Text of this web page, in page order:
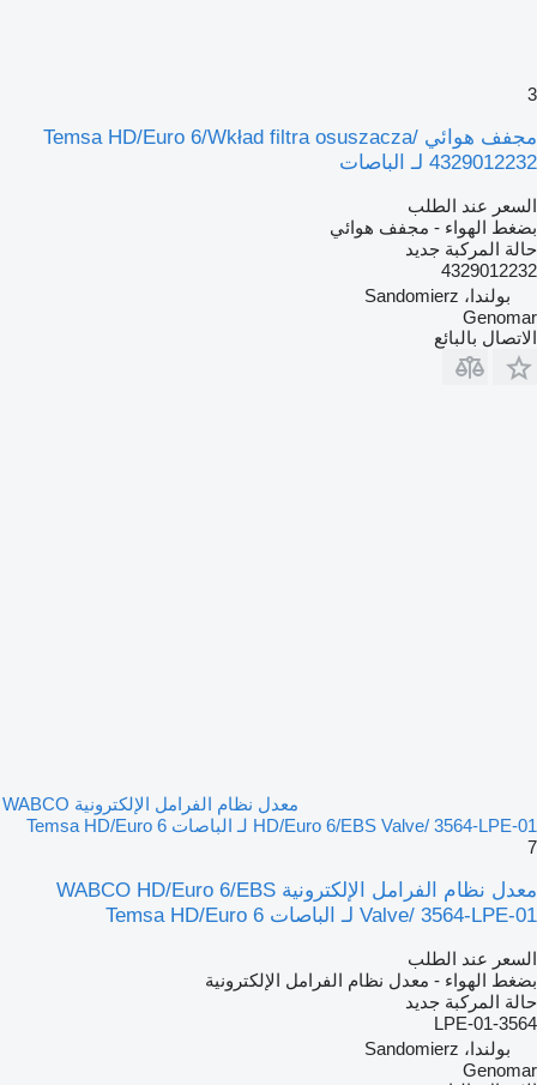
3
مجفف هوائي Temsa HD/Euro 6/Wkład filtra osuszacza/
4329012232 لـ الباصات
السعر عند الطلب
بضغط الهواء - مجفف هوائي
حالة المركبة جديد
4329012232
بولندا، Sandomierz
Genomar
الاتصال بالبائع
معدل نظام الفرامل الإلكترونية WABCO
HD/Euro 6/EBS Valve/ 3564-LPE-01 لـ الباصات Temsa HD/Euro 6
7
معدل نظام الفرامل الإلكترونية WABCO HD/Euro 6/EBS
Valve/ 3564-LPE-01 لـ الباصات Temsa HD/Euro 6
السعر عند الطلب
بضغط الهواء - معدل نظام الفرامل الإلكترونية
حالة المركبة جديد
3564-LPE-01
بولندا، Sandomierz
Genomar